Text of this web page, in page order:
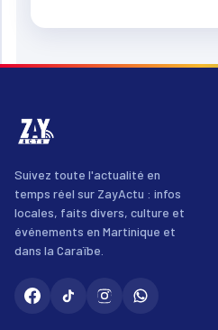
Suivez toute l'actualité en
temps réel sur ZayActu : infos
locales, faits divers, culture et
événements en Martinique et
dans la Caraïbe.